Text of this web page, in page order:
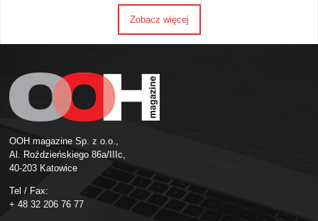
Zobacz więcej
OOH magazine Sp. z o.o.,
Al. Roździeńskiego 86a/IIIc,
40-203 Katowice
Tel / Fax:
+ 48 32 206 76 77